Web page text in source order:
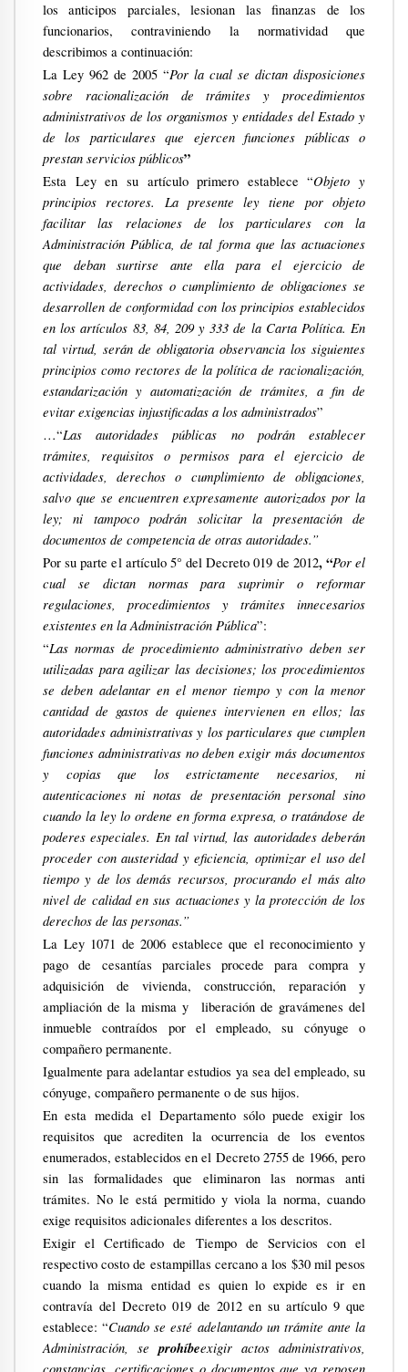
los anticipos parciales, lesionan las finanzas de los
funcionarios, contraviniendo la normatividad que
describimos a continuación:
La Ley 962 de 2005 “Por la cual se dictan disposiciones
sobre racionalización de trámites y procedimientos
administrativos de los organismos y entidades del Estado y
de los particulares que ejercen funciones públicas o
prestan servicios públicos”
Esta Ley en su artículo primero establece “Objeto y
principios rectores. La presente ley tiene por objeto
facilitar las relaciones de los particulares con la
Administración Pública, de tal forma que las actuaciones
que deban surtirse ante ella para el ejercicio de
actividades, derechos o cumplimiento de obligaciones se
desarrollen de conformidad con los principios establecidos
en los artículos 83, 84, 209 y 333 de la Carta Política. En
tal virtud, serán de obligatoria observancia los siguientes
principios como rectores de la política de racionalización,
estandarización y automatización de trámites, a fin de
evitar exigencias injustificadas a los administrados”
…“Las autoridades públicas no podrán establecer
trámites, requisitos o permisos para el ejercicio de
actividades, derechos o cumplimiento de obligaciones,
salvo que se encuentren expresamente autorizados por la
ley; ni tampoco podrán solicitar la presentación de
documentos de competencia de otras autoridades.”
Por su parte el artículo 5° del Decreto 019 de 2012, “Por el
cual se dictan normas para suprimir o reformar
regulaciones, procedimientos y trámites innecesarios
existentes en la Administración Pública”:
“Las normas de procedimiento administrativo deben ser
utilizadas para agilizar las decisiones; los procedimientos
se deben adelantar en el menor tiempo y con la menor
cantidad de gastos de quienes intervienen en ellos; las
autoridades administrativas y los particulares que cumplen
funciones administrativas no deben exigir más documentos
y copias que los estrictamente necesarios, ni
autenticaciones ni notas de presentación personal sino
cuando la ley lo ordene en forma expresa, o tratándose de
poderes especiales. En tal virtud, las autoridades deberán
proceder con austeridad y eficiencia, optimizar el uso del
tiempo y de los demás recursos, procurando el más alto
nivel de calidad en sus actuaciones y la protección de los
derechos de las personas.”
La Ley 1071 de 2006 establece que el reconocimiento y
pago de cesantías parciales procede para compra y
adquisición de vivienda, construcción, reparación y
ampliación de la misma y
liberación de gravámenes del
inmueble contraídos por el empleado, su cónyuge o
compañero permanente.
Igualmente para adelantar estudios ya sea del empleado, su
cónyuge, compañero permanente o de sus hijos.
En esta medida el Departamento sólo puede exigir los
requisitos que acrediten la ocurrencia de los eventos
enumerados, establecidos en el Decreto 2755 de 1966, pero
sin las formalidades que eliminaron las normas anti
trámites. No le está permitido y viola la norma, cuando
exige requisitos adicionales diferentes a los descritos.
Exigir el Certificado de Tiempo de Servicios con el
respectivo costo de estampillas cercano a los $30 mil pesos
cuando la misma entidad es quien lo expide es ir en
contravía del Decreto 019 de 2012 en su artículo 9 que
establece: “Cuando se esté adelantando un trámite ante la
Administración, seprohíbeexigir actos administrativos,